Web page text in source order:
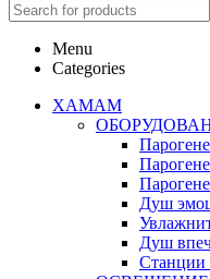
Menu
Categories
ХАМАМ
Душ
Душ
Станции